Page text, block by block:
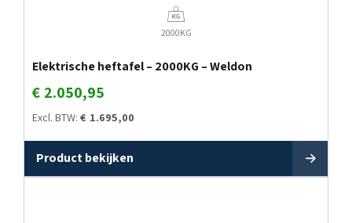
2000KG
Elektrische heftafel – 2000KG – Weldon
€ 2.050,95
Excl. BTW: € 1.695,00
Product bekijken